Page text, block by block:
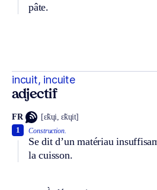
pâte.
incuit, incuite
adjectif
FR [ɛ̃kɥi, ɛ̃kɥit]
Construction.
Se dit d’un matériau
la cuisson.
1